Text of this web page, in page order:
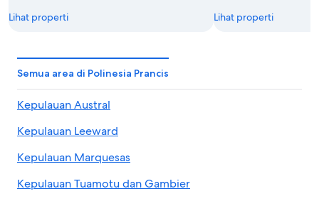
Lihat properti Lihat properti
Semua area di Polinesia Prancis
Kepulauan Austral
Kepulauan Leeward
Kepulauan Marquesas
Kepulauan Tuamotu dan Gambier